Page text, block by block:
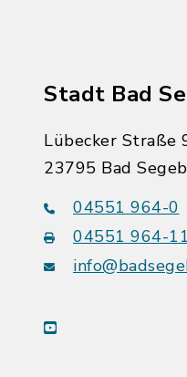
Stadt Bad
Lübecker Straße
23795 Bad
04551 964-0
04551 964-
youtube